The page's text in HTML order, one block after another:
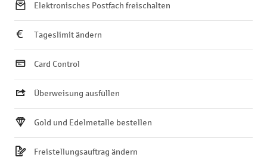
Elektronisches Postfach freischalten
Tageslimit ändern
Card Control
Überweisung ausfüllen
Gold und Edelmetalle bestellen
Freistellungsauftrag ändern